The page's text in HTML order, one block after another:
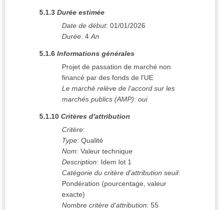
5.1.3 Durée estimée
Date de début: 01/01/2026
Durée: 4 An
5.1.6 Informations générales
Projet de passation de marché non
financé par des fonds de l'UE
Le marché relève de l'accord sur les
marchés publics (AMP): oui
5.1.10 Critères d'attribution
Critère:
Type: Qualité
Nom: Valeur technique
Description: Idem lot 1
Catégorie du critère d'attribution seuil:
Pondération (pourcentage, valeur
exacte)
Nombre critère d'attribution: 55